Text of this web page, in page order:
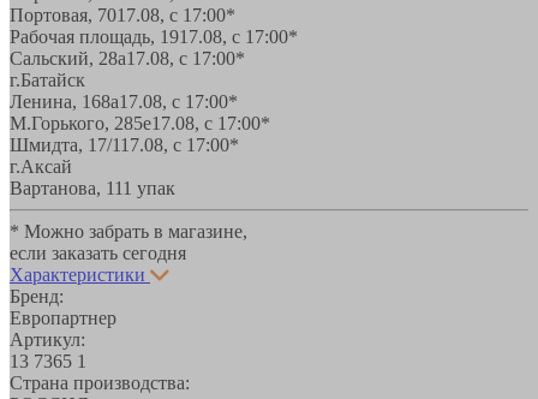
Портовая, 7017.08, с 17:00*
Рабочая площадь, 1917.08, с 17:00*
Сальский, 28a17.08, с 17:00*
г.Батайск
Ленина, 168а17.08, с 17:00*
М.Горького, 285е17.08, с 17:00*
Шмидта, 17/117.08, с 17:00*
г.Аксай
Вартанова, 111 упак
* Можно забрать в магазине,
если заказать сегодня
Характеристики
Бренд:
Европартнер
Артикул:
13 7365 1
Страна производства: